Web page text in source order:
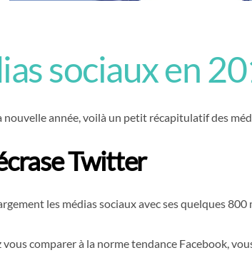
sociaux en
année, voilà un petit récapitulatif des
Twitter
les médias sociaux avec ses quelques
vous comparer à la norme tendance Facebook,